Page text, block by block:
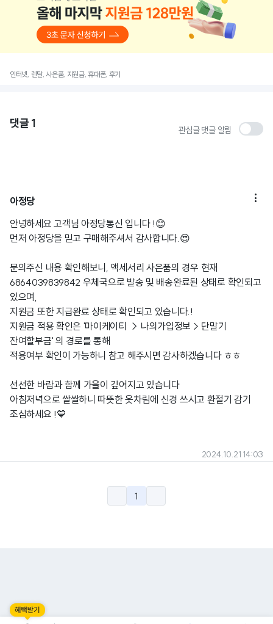
인터넷, 렌탈, 사은품, 지원금, 휴대폰, 후기
댓글 1 관심글 댓글 알림
아정당 
안녕하세요 고객님 아정당통신 입니다 !😊
먼저 아정당을 믿고 구매해주셔서 감사합니다.😍
문의주신 내용 확인해보니, 액세서리 사은품의 경우 현재
6864039839842 우체국으로 발송 및 배송완료된 상태로 확인되고
있으며,
지원금 또한 지급완료 상태로 확인되고 있습니다.!
지원금 적용 확인은 '마이케이티 → 나의가입정보 > 단말기
잔여할부금' 의 경로를 통해
적용여부 확인이 가능하니 참고 해주시면 감사하겠습니다 ㅎㅎ
선선한 바람과 함께 가을이 깊어지고 있습니다
아침저녁으로 쌀쌀하니 따뜻한 옷차림에 신경 쓰시고 환절기 감기
조심하세요 !💙
2024.10.21 14:03
1